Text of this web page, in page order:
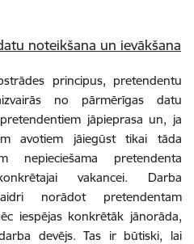
noteikšana un ievākšana
principus, pretendentu
no pārmērīgas datu
jāpieprasa un, ja
avotiem jāiegūst tikai tāda
nepieciešama pretendenta
vakancei. Darba
norādot pretendentam
iespējas konkrētāk jānorāda,
devējs. Tas ir būtiski, lai